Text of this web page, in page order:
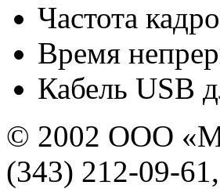
Частота
Время
Кабель USB
© 2002 ООО
(343) 212-09-